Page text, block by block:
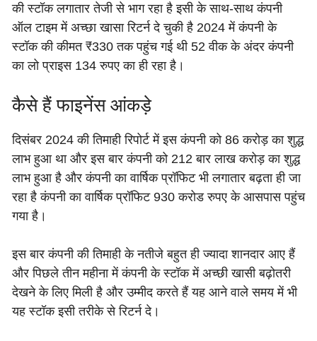
की स्टॉक लगातार तेजी से भाग रहा है इसी के साथ-साथ कंपनी
ऑल टाइम में अच्छा खासा रिटर्न दे चुकी है 2024 में कंपनी के
स्टॉक की कीमत ₹330 तक पहुंच गई थी 52 वीक के अंदर कंपनी
का लो प्राइस 134 रुपए का ही रहा है।
कैसे हैं फाइनेंस आंकड़े
दिसंबर 2024 की तिमाही रिपोर्ट में इस कंपनी को 86 करोड़ का शुद्ध
लाभ हुआ था और इस बार कंपनी को 212 बार लाख करोड़ का शुद्ध
लाभ हुआ है और कंपनी का वार्षिक प्रॉफिट भी लगातार बढ़ता ही जा
रहा है कंपनी का वार्षिक प्रॉफिट 930 करोड रुपए के आसपास पहुंच
गया है।
इस बार कंपनी की तिमाही के नतीजे बहुत ही ज्यादा शानदार आए हैं
और पिछले तीन महीना में कंपनी के स्टॉक में अच्छी खासी बढ़ोतरी
देखने के लिए मिली है और उम्मीद करते हैं यह आने वाले समय में भी
यह स्टॉक इसी तरीके से रिटर्न दे।